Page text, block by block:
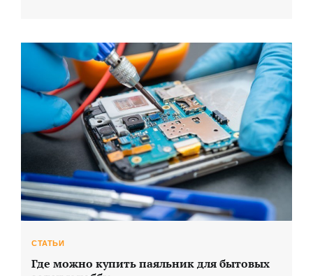
СТАТЬИ
Где можно купить паяльник для бытовых